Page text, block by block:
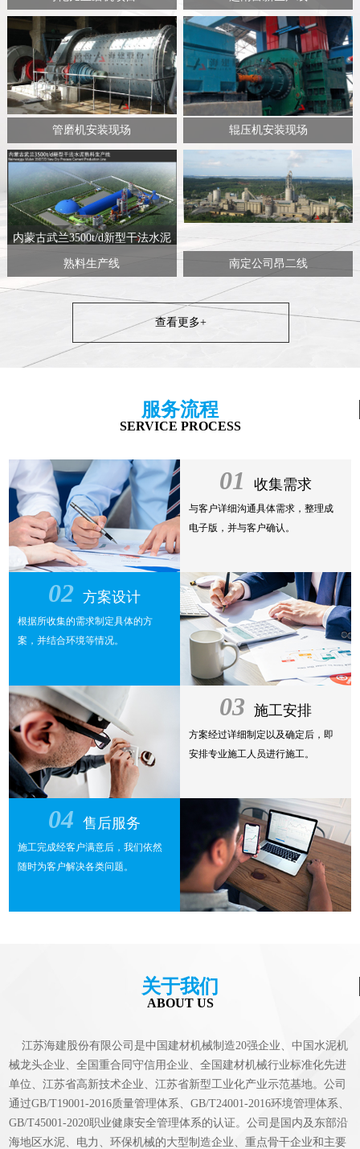
管磨机安装现场 辊压机安装现场
内蒙古武兰3500t/d新型干法水泥
熟料生产线 南定公司昂二线
查看更多+
服务流程
SERVICE PROCESS
01 收集需求
与客户详细沟通具体需求，整理成
电子版，并与客户确认。
02 方案设计
根据所收集的需求制定具体的方
案，并结合环境等情况。
03 施工安排
方案经过详细制定以及确定后，即
安排专业施工人员进行施工。
04 售后服务
施工完成经客户满意后，我们依然
随时为客户解决各类问题。
关于我们
ABOUT US
江苏海建股份有限公司是中国建材机械制造20强企业、中国水泥机
械龙头企业、全国重合同守信用企业、全国建材机械行业标准化先进
单位、江苏省高新技术企业、江苏省新型工业化产业示范基地。公司
通过GB/T19001-2016质量管理体系、GB/T24001-2016环境管理体系、
GB/T45001-2020职业健康安全管理体系的认证。公司是国内及东部沿
海地区水泥、电力、环保机械的大型制造企业、重点骨干企业和主要